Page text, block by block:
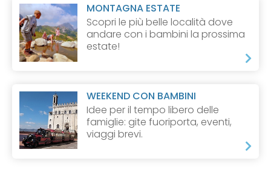
MONTAGNA ESTATE
Scopri le più belle località dove
andare con i bambini la prossima
estate!
WEEKEND CON BAMBINI
Idee per il tempo libero delle
famiglie: gite fuoriporta, eventi,
viaggi brevi.